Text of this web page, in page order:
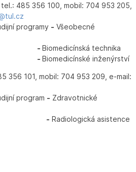
tel.: 485 356 100, mobil: 704 953 205,
programy - Všeobecné
Biomedicínská technika
Biomedicínské inženýrství
356 101, mobil: 704 953 209, e-mail:
program - Zdravotnické
- Radiologická asistence